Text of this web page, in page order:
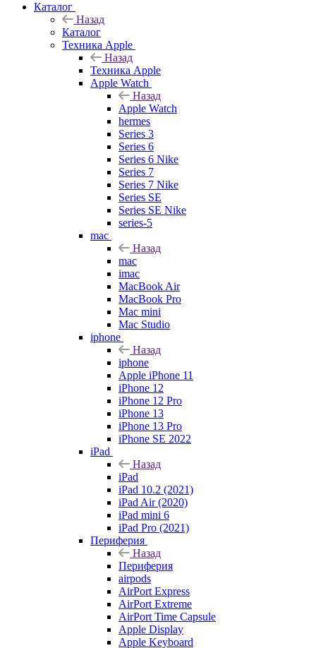
Каталог
Назад
Каталог
Техника Apple
Назад
Техника Apple
Apple Watch
Назад
Apple Watch
hermes
Series 3
Series 6
Series 6 Nike
Series 7
Series 7 Nike
Series SE
Series SE Nike
series-5
mac
Назад
mac
imac
MacBook Air
MacBook Pro
Mac mini
Mac Studio
iphone
Назад
iphone
Apple iPhone 11
iPhone 12
iPhone 12 Pro
iPhone 13
iPhone 13 Pro
iPhone SE 2022
iPad
Назад
iPad
iPad 10.2 (2021)
iPad Air (2020)
iPad mini 6
iPad Pro (2021)
Периферия
Назад
Периферия
airpods
AirPort Express
AirPort Extreme
AirPort Time Capsule
Apple Display
Apple Keyboard